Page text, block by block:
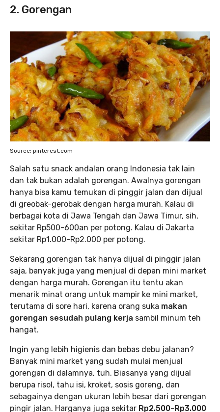
2. Gorengan
Source: pinterest.com
Salah satu snack andalan orang Indonesia tak lain
dan tak bukan adalah gorengan. Awalnya gorengan
hanya bisa kamu temukan di pinggir jalan dan dijual
di greobak-gerobak dengan harga murah. Kalau di
berbagai kota di Jawa Tengah dan Jawa Timur, sih,
sekitar Rp500-600an per potong. Kalau di Jakarta
sekitar Rp1.000-Rp2.000 per potong.
Sekarang gorengan tak hanya dijual di pinggir jalan
saja, banyak juga yang menjual di depan mini market
dengan harga murah. Gorengan itu tentu akan
menarik minat orang untuk mampir ke mini market,
terutama di sore hari, karena orang suka makan
gorengan sesudah pulang kerja sambil minum teh
hangat.
Ingin yang lebih higienis dan bebas debu jalanan?
Banyak mini market yang sudah mulai menjual
gorengan di dalamnya, tuh. Biasanya yang dijual
berupa risol, tahu isi, kroket, sosis goreng, dan
sebagainya dengan ukuran lebih besar dari gorengan
pingir jalan. Harganya juga sekitar Rp2.500-Rp3.000